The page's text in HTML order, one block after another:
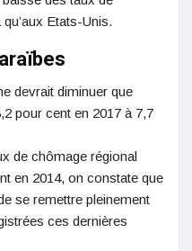
Etats-Unis.
devrait diminuer que
pour cent en 2017 à 7,7
de chômage régional
en 2014, on constate que
se remettre pleinement
ces dernières